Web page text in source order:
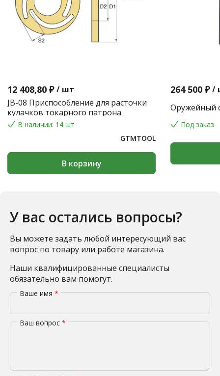
12 408,80 ₽ / шт
JB-08 Приспособление для расточки
кулачков токарного патрона
В наличии: 14 шт
GTMTOOL
В корзину
264 500 ₽ /
Оружейный
Под заказ
У вас остались вопросы?
Вы можете задать любой интересующий вас
вопрос по товару или работе магазина.
Наши квалифицированные специалисты
обязательно вам помогут.
Ваше имя *
Ваш вопрос *